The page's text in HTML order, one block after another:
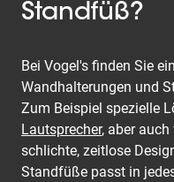
Standfüß?
Bei Vogel's finden Sie
Wandhalterungen und
Zum Beispiel spezielle
Lautsprecher, aber
schlichte, zeitlose
Standfüße passt in